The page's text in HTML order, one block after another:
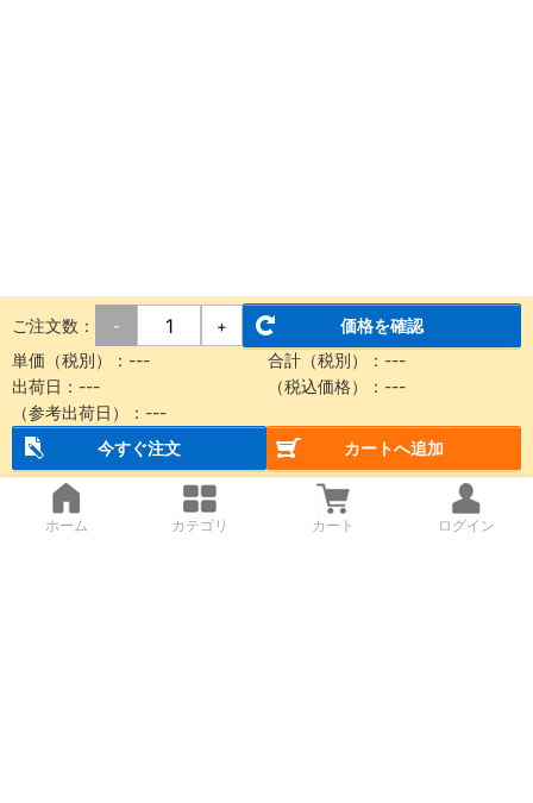
ご注文数： - +
価格を確認
単価（税別）： --- 合計（税別）： ---
出荷日： --- （税込価格）： ---
（参考出荷日）： ---
今すぐ注文
カートへ追加
ホーム カテゴリ カート ログイン